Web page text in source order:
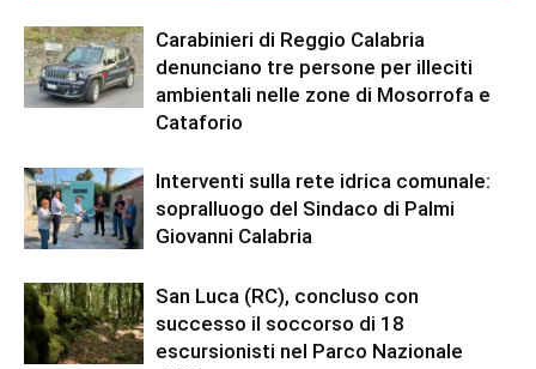
Carabinieri di Reggio Calabria
denunciano tre persone per illeciti
ambientali nelle zone di Mosorrofa e
Cataforio
Interventi sulla rete idrica comunale:
sopralluogo del Sindaco di Palmi
Giovanni Calabria
San Luca (RC), concluso con
successo il soccorso di 18
escursionisti nel Parco Nazionale